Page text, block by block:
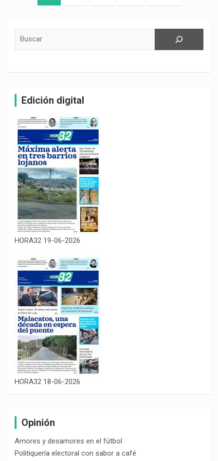
Edición digital
HORA32 19-06-2026
HORA32 18-06-2026
Opinión
Amores y desamores en el fútbol
Politiquería electoral con sabor a café